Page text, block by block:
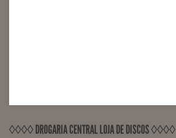
◊◊◊◊ DROGARIA CENTRAL LOJA DE DISCOS ◊◊◊◊